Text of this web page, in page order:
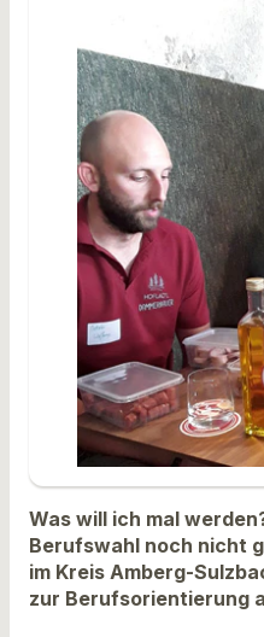
Was will ich mal
Berufswahl noch nicht
im Kreis Amberg-
zur Berufsorientierung